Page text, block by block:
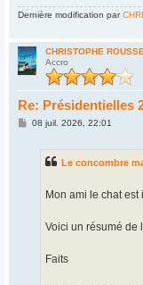
Dernière modification par
CHRISTOPHE
Accro
Re: Présidentielles
M08 juil. 2026, 22:01
Le concombre
Mon ami le chat
Voici un résumé de
Faits